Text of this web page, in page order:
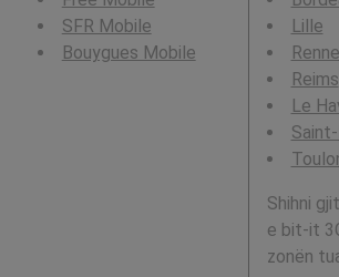
SFR Mobile
Bouygues Mobile
Lille
Reims
Le
Shihni
e bit-it
zonën